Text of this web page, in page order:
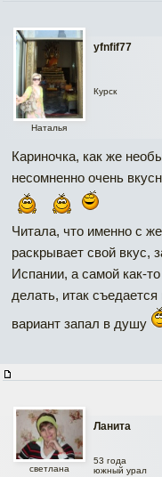
yfnfif77
Наталья
Курск
Кариночка, как же
несомненно очень
Читала, что именно с
раскрывает свой вкус,
Испании, а самой как-
делать, итак
вариант запал в душу
Ланита
светлана
53 года
южный урал